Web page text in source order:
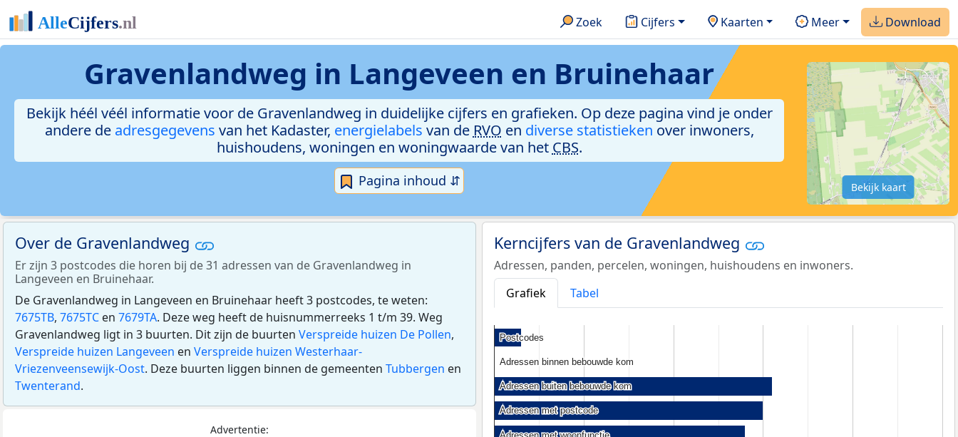
Zoek Cijfers Kaarten Meer Download
Gravenlandweg in Langeveen en Bruinehaar
Bekijk héél véél informatie voor de Gravenlandweg in duidelijke cijfers en grafieken. Op deze pagina vind je onder
andere de adresgegevens van het Kadaster, energielabels van de RVO en diverse statistieken over inwoners,
huishoudens, woningen en woningwaarde van het CBS.
Pagina inhoud ⇵ Bekijk kaart
Over de Gravenlandweg
Er zijn 3 postcodes die horen bij de 31 adressen van de Gravenlandweg in
Langeveen en Bruinehaar.
De Gravenlandweg in Langeveen en Bruinehaar heeft 3 postcodes, te weten:
7675TB, 7675TC en 7679TA. Deze weg heeft de huisnummerreeks 1 t/m 39. Weg
Gravenlandweg ligt in 3 buurten. Dit zijn de buurten Verspreide huizen De Pollen,
Verspreide huizen Langeveen en Verspreide huizen Westerhaar-
Vriezenveensewijk-Oost. Deze buurten liggen binnen de gemeenten Tubbergen en
Twenterand.
Advertentie:
Kerncijfers van de Gravenlandweg
Adressen, panden, percelen, woningen, huishoudens en inwoners.
Grafiek
Tabel
Postcodes
Postcodes
Adressen binnen bebouwde kom
Adressen binnen bebouwde kom
Adressen buiten bebouwde kom
Adressen buiten bebouwde kom
Adressen met postcode
Adressen met postcode
Adressen met woonfunctie
Adressen met woonfunctie